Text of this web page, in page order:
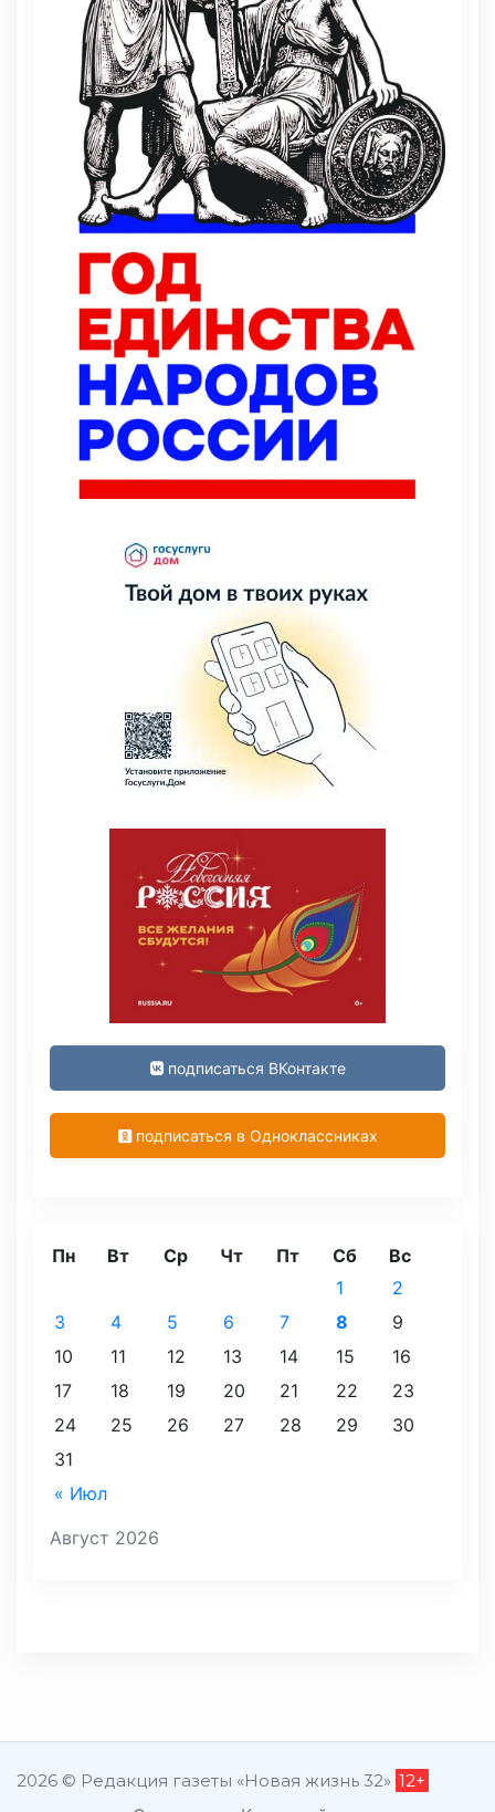
подписаться ВКонтакте
подписаться в Одноклассниках
Август 2026
Пн Вт Ср Чт Пт Сб Вс
« Июл
1
2
3
4 5 6 7 8
9
10
11 12 13 14 15
16
17
18 19 20 21 22
23
24
25 26 27 28 29
30
31
2026 © Редакция газеты «Новая жизнь 32» 12+